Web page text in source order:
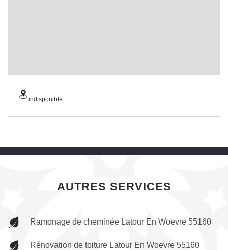
indisponible
AUTRES SERVICES
Ramonage de cheminée Latour En Woevre 55160
Rénovation de toiture Latour En Woevre 55160